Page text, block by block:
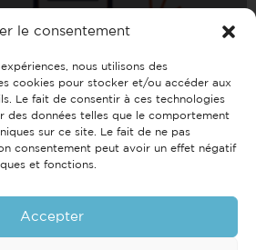
le consentement
nous utilisons des
cookies pour stocker et/ou accéder aux
Le fait de consentir à ces technologies
des données telles que le comportement
sur ce site. Le fait de ne pas
consentement peut avoir un effet négatif
et fonctions.
Accepter
39 Avenue Alsace Lorraine